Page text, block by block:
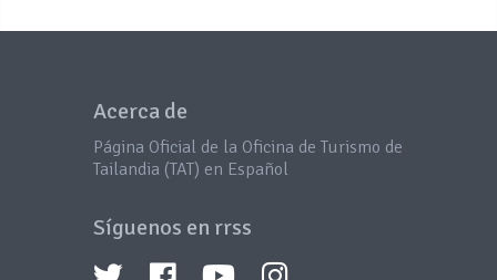
Acerca de
Página Oficial de la Oficina de Turismo de
Tailandia (TAT) en Español
Síguenos en rrss